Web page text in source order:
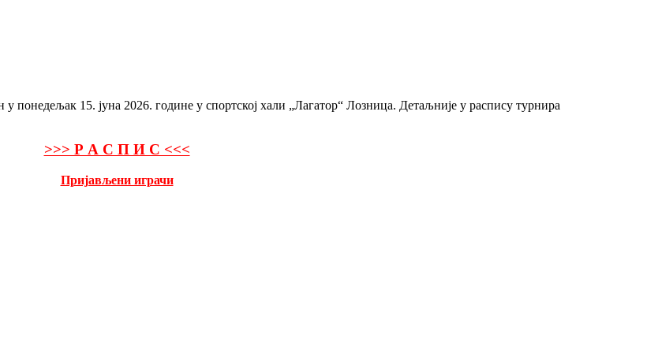
15. јуна 2026. године у спортској хали „Лагатор“ Лозница. Детаљније у распису турнира
>>> Р А С П И С <<<
Пријављени играчи